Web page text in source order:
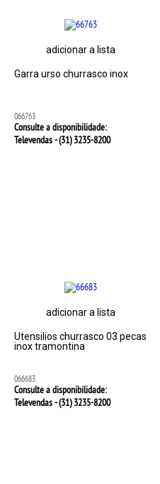
adicionar a lista
Garra urso churrasco inox
066763
Consulte a disponibilidade:
Televendas - (31)3235-8200
adicionar a lista
Utensilios churrasco 03 pecas
inox tramontina
066683
Consulte a disponibilidade:
Televendas - (31)3235-8200